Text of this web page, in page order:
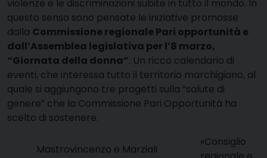
violenze e le discriminazioni subite in tutto il mondo. In
questo senso sono pensate le iniziative promosse
dalla Commissione regionale Pari opportunità e
dall’Assemblea legislativa per l’8 marzo,
“Giornata della donna”. Un ricco calendario di
eventi, che interessa tutto il territorio marchigiano, al
quale si aggiungono tre progetti sulla “salute di
genere” che la Commissione Pari Opportunità ha
scelto di sostenere.
Mastrovincenzo e Marziali
«Consiglio